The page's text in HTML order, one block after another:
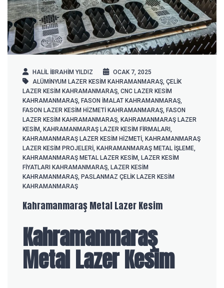
HALIL IBRAHIM YILDIZ
OCAK 7, 2025
ALÜMINYUM LAZER KESIM KAHRAMANMARAŞ ÇELIK
LAZER KESIM KAHRAMANMARAŞ CNC LAZER KESIM
KAHRAMANMARAŞ FASON IMALAT KAHRAMANMARAŞ
FASON LAZER KESIM HIZMETI KAHRAMANMARAŞ FASON
LAZER KESIM KAHRAMANMARAŞ KAHRAMANMARAŞ LAZER
KESIM KAHRAMANMARAŞ LAZER KESIM FIRMALARI
KAHRAMANMARAŞ LAZER KESIM HIZMETI KAHRAMANMARAŞ
LAZER KESIM PROJELERI KAHRAMANMARAŞ METAL IŞLEME
KAHRAMANMARAŞ METAL LAZER KESIM LAZER KESIM
FIYATLARI KAHRAMANMARAŞ LAZER KESIM
KAHRAMANMARAŞ PASLANMAZ ÇELIK LAZER KESIM
KAHRAMANMARAŞ
Kahramanmaraş Metal Lazer Kesim
Kahramanmaraş
Metal Lazer Kesim